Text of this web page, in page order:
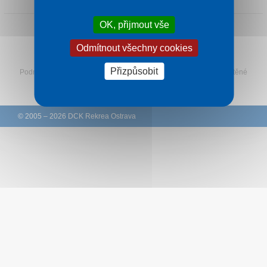
Sledujte Rekreu na Facebooku
Podmínky Ochrana osobních údajů zákazníků
Tištěné
© 2005 – 2026 DCK Rekrea Ostrava
OK, přijmout vše
Odmítnout všechny cookies
Přizpůsobit